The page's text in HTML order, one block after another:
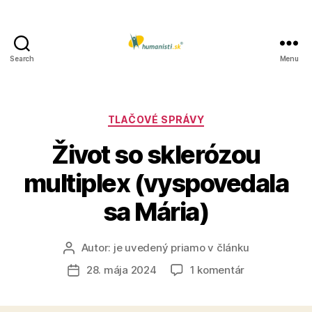
Search Menu
Kategórie
TLAČOVÉ SPRÁVY
Život so sklerózou
multiplex (vyspovedala
sa Mária)
Autor
článku
Autor: je uvedený priamo v článku
Dátum
28. mája 2024 1 komentárna